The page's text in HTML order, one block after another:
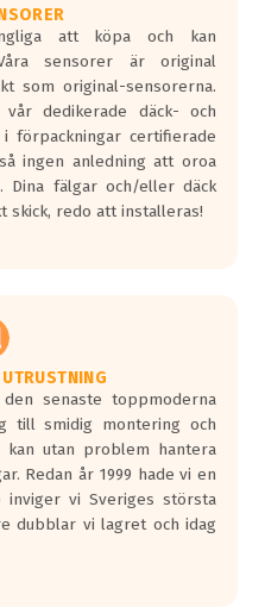
varaatt köpa och kan
sensorer är original
som original-sensorerna.
dedikerade däck- och
förpackningar certifierade
ingen anledning att oroa
fälgar och/eller däck
redo att installeras!
senaste toppmoderna
till smidig montering och
utan problem hantera
Redan år 1999 hade vi en
inviger vi Sveriges största
dubblar vi lagret och idag